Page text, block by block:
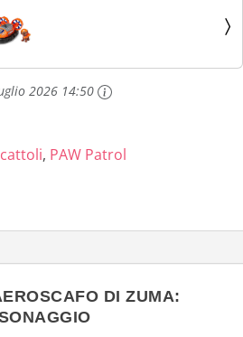
Bambini dai 3 Anni in su
2026 14:50
, PAW Patrol
DI ZUMA: